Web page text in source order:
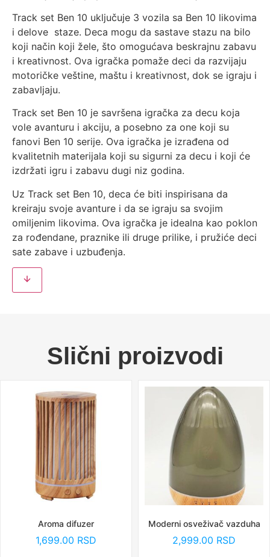
Track set Ben 10 uključuje 3 vozila sa Ben 10 likovima
i delove staze. Deca mogu da sastave stazu na bilo
koji način koji žele, što omogućava beskrajnu zabavu
i kreativnost. Ova igračka pomaže deci da razvijaju
motoričke veštine, maštu i kreativnost, dok se igraju i
zabavljaju.
Track set Ben 10 je savršena igračka za decu koja
vole avanturu i akciju, a posebno za one koji su
fanovi Ben 10 serije. Ova igračka je izrađena od
kvalitetnih materijala koji su sigurni za decu i koji će
izdržati igru i zabavu dugi niz godina.
Uz Track set Ben 10, deca će biti inspirisana da
kreiraju svoje avanture i da se igraju sa svojim
omiljenim likovima. Ova igračka je idealna kao poklon
za rođendane, praznike ili druge prilike, i pružiće deci
sate zabave i uzbuđenja.
Slični proizvodi
Aroma difuzer
1,699.00 RSD
Moderni osveživač vazduha
2,999.00 RSD